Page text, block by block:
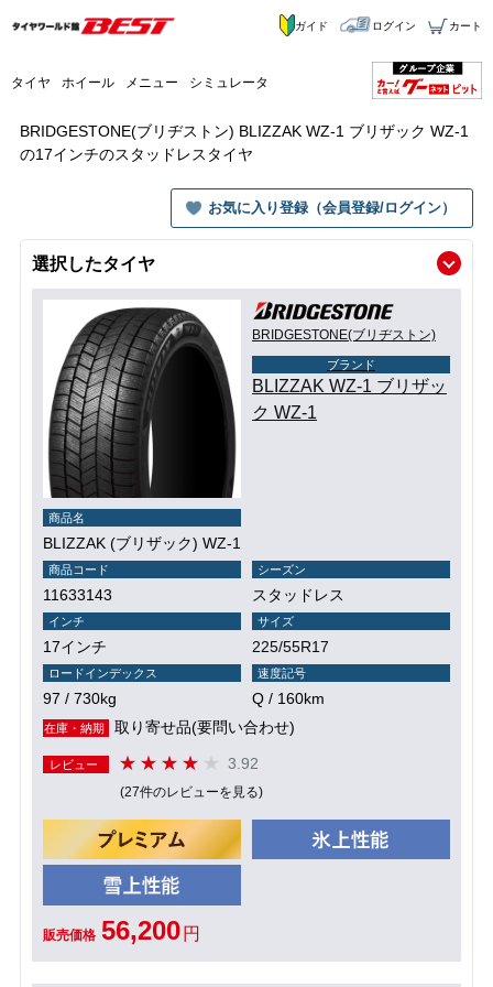
タイヤ ホイール メニュー シミュレータ
ガイド ログイン カート
BRIDGESTONE(ブリヂストン) BLIZZAK WZ-1 ブリザック WZ-1
の17インチのスタッドレスタイヤ
お気に入り登録（会員登録/ログイン）
選択したタイヤ
BRIDGESTONE(ブリヂストン)
ブランド
BLIZZAK WZ-1 ブリザッ
ク WZ-1
商品名
BLIZZAK (ブリザック) WZ-1
商品コード
11633143
シーズン
スタッドレス
インチ
17インチ
サイズ
225/55R17
ロードインデックス
97 / 730kg
速度記号
Q / 160km
在庫・納期 取り寄せ品(要問い合わせ)
レビュー 3.92
(27件のレビューを見る)
販売価格 56,200 円